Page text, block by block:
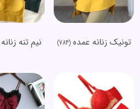
تونیک زنانه عمده(784) نیم تنه